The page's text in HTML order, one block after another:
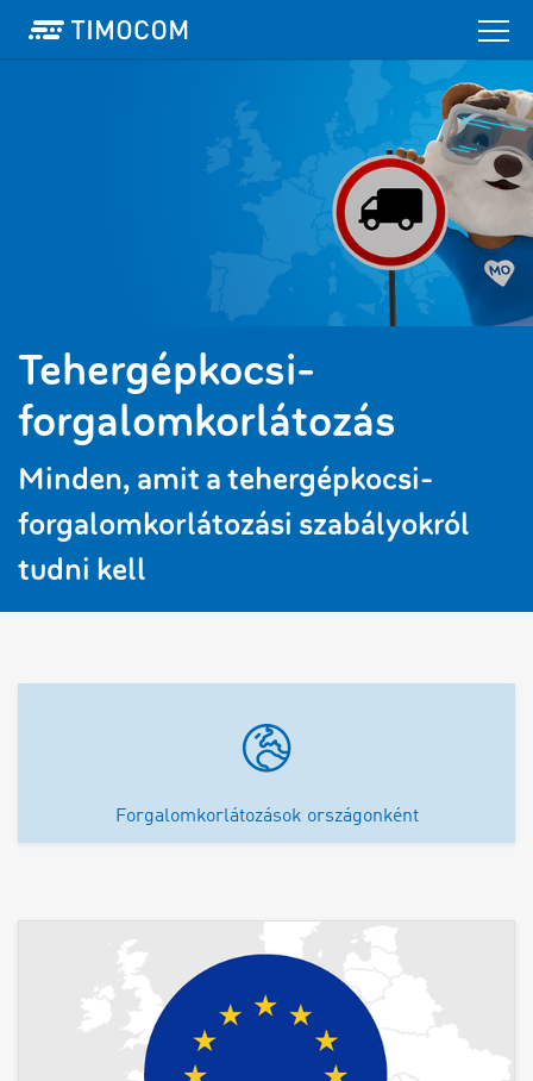
Tehergépkocsi-
forgalomkorlátozás
Minden, amit a tehergépkocsi-
forgalomkorlátozási szabályokról
tudni kell
Forgalomkorlátozások országonként